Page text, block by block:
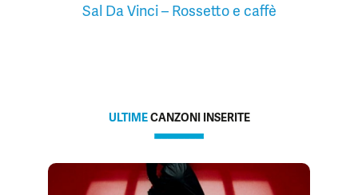
Sal Da Vinci – Rossetto e caffè
ULTIMECANZONI INSERITE